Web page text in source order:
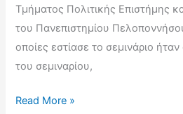
2026
Τμήματος Πολιτικής Επιστήμης
του Πανεπιστημίου
οποίες εστίασε το σεμινάριο ήταν
του σεμιναρίου,
Σεμινάριο
Read More »